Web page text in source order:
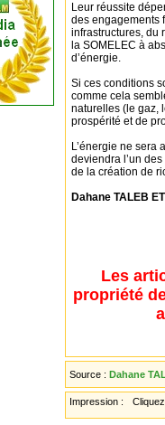
Leur réussite
des engagements
infrastructures, du
la SOMELEC à
d’énergie.
Si ces conditions
comme cela
naturelles (le gaz,
prospérité et de
L’énergie ne sera
deviendra l’un
de la création de
Dahane TALEB
Les
propriété
Source : Dahane
Impression :